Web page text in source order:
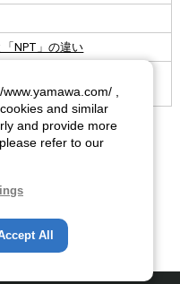
NPT」の違い
事を請け負...
,
and similar
and provide more
refer to our
All